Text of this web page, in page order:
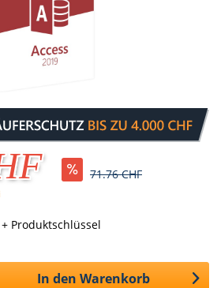
71.76 CHF
Produktschlüssel
In den Warenkorb